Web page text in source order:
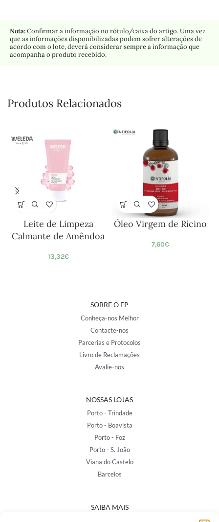
Nota:Confirmar a informação no rótulo/caixa do artigo. Uma vez
que as informações disponibilizadas podem sofrer alterações de
acordo com o lote, deverá considerar sempre a informação que
acompanha o produto recebido.
Produtos Relacionados
Leite de Limpeza
Calmante de Amêndoa
13,32€
Óleo Virgem de Rícino
7,60€
SOBRE O EP
Conheça-nos Melhor
Contacte-nos
Parcerias e Protocolos
Livro de Reclamações
Avalie-nos
NOSSAS LOJAS
Porto - Trindade
Porto - Boavista
Porto - Foz
Porto - S. João
Viana do Castelo
Barcelos
SAIBA MAIS